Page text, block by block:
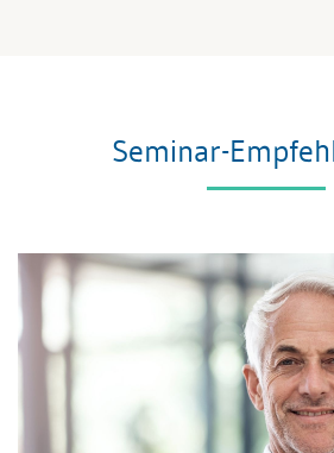
Seminar-